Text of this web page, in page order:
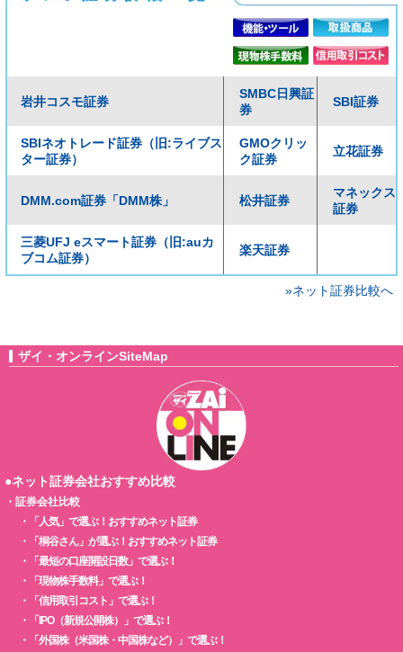
岩井コスモ証券
SMBC日興証
券
SBI証券
SBIネオトレード証券（旧:ライブス
ター証券）
GMOクリッ
ク証券
立花証券
DMM.com証券「DMM株」 松井証券
マネックス
証券
三菱UFJ eスマート証券（旧:auカ
ブコム証券）
楽天証券
»ネット証券比較へ
ザイ・オンラインSiteMap
●ネット証券会社おすすめ比較
・ 証券会社比較
・
「人気」で選ぶ！おすすめネット証券
・
「桐谷さん」が選ぶ！おすすめネット証券
・
「最短の口座開設日数」で選ぶ！
・
「現物株手数料」で選ぶ！
・
「信用取引コスト」で選ぶ！
・
「IPO（新規公開株）」で選ぶ！
・
「外国株（米国株・中国株など）」で選ぶ！